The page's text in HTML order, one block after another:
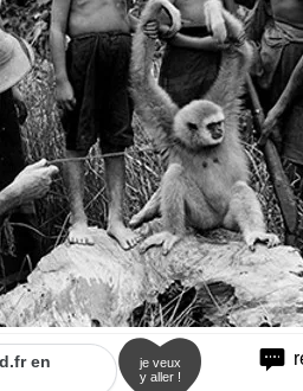
en
je veux
y aller !